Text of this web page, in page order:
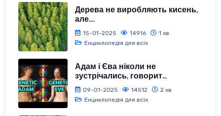
Дерева не виробляють кисень,
але....
15-01-2025 14916
1 хв
Енциклопедія для всіх
Адам і Єва ніколи не
зустрічались, говорит...
09-01-2025 14512
2 хв
Енциклопедія для всіх